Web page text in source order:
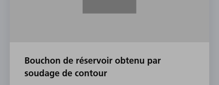
Bouchon de réservoir obtenu par
soudage de contour